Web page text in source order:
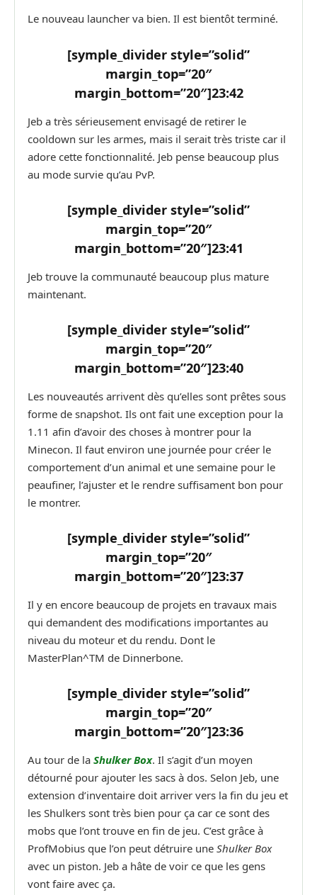
Le nouveau launcher va bien. Il est bientôt terminé.
[symple_divider style=”solid”
margin_top=”20″
margin_bottom=”20″]23:42
Jeb a très sérieusement envisagé de retirer le
cooldown sur les armes, mais il serait très triste car il
adore cette fonctionnalité. Jeb pense beaucoup plus
au mode survie qu’au PvP.
[symple_divider style=”solid”
margin_top=”20″
margin_bottom=”20″]23:41
Jeb trouve la communauté beaucoup plus mature
maintenant.
[symple_divider style=”solid”
margin_top=”20″
margin_bottom=”20″]23:40
Les nouveautés arrivent dès qu’elles sont prêtes sous
forme de snapshot. Ils ont fait une exception pour la
1.11 afin d’avoir des choses à montrer pour la
Minecon. Il faut environ une journée pour créer le
comportement d’un animal et une semaine pour le
peaufiner, l’ajuster et le rendre suffisament bon pour
le montrer.
[symple_divider style=”solid”
margin_top=”20″
margin_bottom=”20″]23:37
Il y en encore beaucoup de projets en travaux mais
qui demandent des modifications importantes au
niveau du moteur et du rendu. Dont le
MasterPlan^TM de Dinnerbone.
[symple_divider style=”solid”
margin_top=”20″
margin_bottom=”20″]23:36
Au tour de la Shulker Box. Il s’agit d’un moyen
détourné pour ajouter les sacs à dos. Selon Jeb, une
extension d’inventaire doit arriver vers la fin du jeu et
les Shulkers sont très bien pour ça car ce sont des
mobs que l’ont trouve en fin de jeu. C’est grâce à
ProfMobius que l’on peut détruire une Shulker Box
avec un piston. Jeb a hâte de voir ce que les gens
vont faire avec ça.